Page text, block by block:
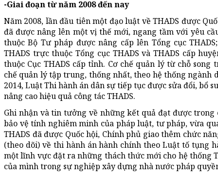
-Giai đoạn từ năm 2008 đến nay
Năm 2008, lần đầu tiên một đạo luật về THADS được
đã được nâng lên một vị thế mới, ngang tầm với yêu
thuộc Bộ Tư pháp được nâng cấp lên Tổng cục
THADS trực thuộc Tổng cục THADS và THADS cấp
thuộc Cục THADS cấp tỉnh. Cơ chế quản lý từ chỗ
chế quản lý tập trung, thống nhất, theo hệ thống
2014, Luật Thi hành án dân sự tiếp tục được sửa đổi, bổ
nâng cao hiệu quả công tác THADS.
Ghi nhận và tin tưởng về những kết quả đạt được trong
bảo vệ tính nghiêm minh của pháp luật, tư pháp, vừa
THADS đã được Quốc hội, Chính phủ giao thêm chức
(theo dõi) về thi hành án hành chính theo Luật tố tụng
một lĩnh vực đặt ra những thách thức mới cho hệ thống
của mình trong sự nghiệp xây dựng nhà nước pháp